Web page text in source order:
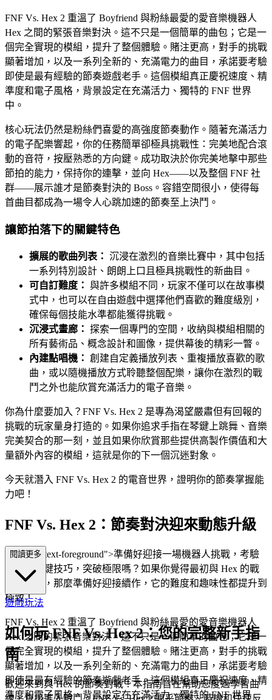
FNF Vs. Hex 2 重溫了 Boyfriend 與粉絲最愛的愛音樂機器人
Hex 之間的緊張音樂對決。這不只是一個簡單的曲包；它是一
個完全實現的模組，提升了整個體驗。賭注更高，對手的挑戰
顯著增加，以及一系列全新的、充滿電力的曲目，承諾要考驗
即使是最有經驗的節奏遊戲老手。這個模組真正慶祝速度、精
準度和電子風格，背景設定在充滿活力、獨特的 FNF 世界
中。
核心玩法仍然是粉絲們喜愛的高強度節奏動作。隨著充滿活力
的電子配樂響起，你的任務簡單卻極具挑戰性：完美地配合滾
動的音符，按壓熟悉的方向鍵。成功取決於你完美地擊中那些
節拍的能力，保持你的連擊，並向 Hex——以及整個 FNF 社
群——展示誰才是節奏對決的 Boss。容錯空間很小，使得每
首曲目都成為一場令人心跳加速的節奏至上決鬥。
讓節拍落下的關鍵特色
擴展的歌曲列表： 沉浸在激烈的音樂比賽中，其中包括
一系列特別設計、朗朗上口且極具挑戰性的新曲目。
可自訂難度： 與許多模組不同，玩家不僅可以在故事模
式中，也可以在自由遊戲中選擇他們喜歡的難度級別，
確保每個技能水準都能獲得挑戰。
沉浸式畫廊： 探索一個專門的空間，收納與模組相關的
所有藝術品、概念設計和圖像，提供幕後的精彩一瞥。
內建點唱機： 創建自定義播放列表、重複播放喜歡的歌
曲，或以隨機播放方式聆聽整個配樂，讓你在激烈的戰
鬥之外也能欣賞充滿活力的電子音樂。
你為什麼要加入？FNF Vs. Hex 2 是專為渴望嚴肅但有回報的
挑戰的玩家量身打造的。如果你追求手指在琴鍵上跳舞、音樂
完美契合的那一刻，並且如果你欣賞那些提供高製作價值和大
量額外內容的模組，這就是你的下一個沉迷對象。
今天就潛入 FNF Vs. Hex 2 的電音世界，證明你的節奏掌握能
力吧！
FNF Vs. Hex 2：節奏對決迎來動態升級
ss="mb-4 text-foreground">準備好迎接一場機器人挑戰，考驗
你的方向鍵技巧，突破極限嗎？如果你覺得最初與 Hex 的戰
鬥很艱難，那麼準備好迎接續作，它的難度和趣味性都提升到
極致！
FNF Vs. Hex 2 重溫了 Boyfriend 與粉絲最愛的愛音樂機器人
Hex 之間的緊張音樂對決。這不只是一個簡單的曲包；它是一
個完全實現的模組，提升了整個體驗。賭注更高，對手的挑戰
顯著增加，以及一系列全新的、充滿電力的曲目，承諾要考驗
即使是最有經驗的節奏遊戲老手。這個模組真正慶祝速度、精
準度和電子風格，背景設定在充滿活力、獨特的 FNF 世界
閱讀更多
遊戲玩法
如何玩 FNF Vs. Hex 2：您的完整新手指
南
歡迎來到與 Hex 的節奏對戰！本指南旨在幫助您度過學習曲